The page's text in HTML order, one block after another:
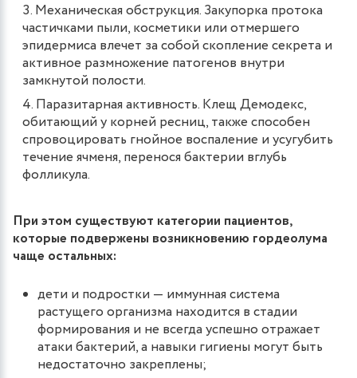
Механическая обструкция. Закупорка протока
частичками пыли, косметики или отмершего
эпидермиса влечет за собой скопление секрета и
активное размножение патогенов внутри
замкнутой полости.
Паразитарная активность. Клещ Демодекс,
обитающий у корней ресниц, также способен
спровоцировать гнойное воспаление и усугубить
течение ячменя, перенося бактерии вглубь
фолликула.
При этом существуют категории пациентов,
которые подвержены возникновению гордеолума
чаще остальных:
дети и подростки — иммунная система
растущего организма находится в стадии
формирования и не всегда успешно отражает
атаки бактерий, а навыки гигиены могут быть
недостаточно закреплены;